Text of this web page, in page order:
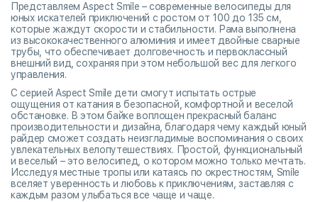
Представляем Aspect Smile – современные велосипеды для
юных искателей приключений с ростом от 100 до 135 см,
которые жаждут скорости и стабильности. Рама выполнена
из высококачественного алюминия и имеет двойные сварные
трубы, что обеспечивает долговечность и первоклассный
внешний вид, сохраняя при этом небольшой вес для легкого
управления.
С серией Aspect Smile дети смогут испытать острые
ощущения от катания в безопасной, комфортной и веселой
обстановке. В этом байке воплощен прекрасный баланс
производительности и дизайна, благодаря чему каждый юный
райдер сможет создать неизгладимые воспоминания о своих
увлекательных велопутешествиях. Простой, функциональный
и веселый – это велосипед, о котором можно только мечтать.
Исследуя местные тропы или катаясь по окрестностям, Smile
вселяет уверенность и любовь к приключениям, заставляя с
каждым разом улыбаться все чаще и чаще.